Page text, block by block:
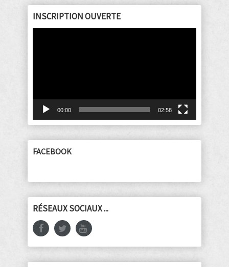
INSCRIPTION OUVERTE
00:00 02:58
FACEBOOK
RÉSEAUX SOCIAUX ...